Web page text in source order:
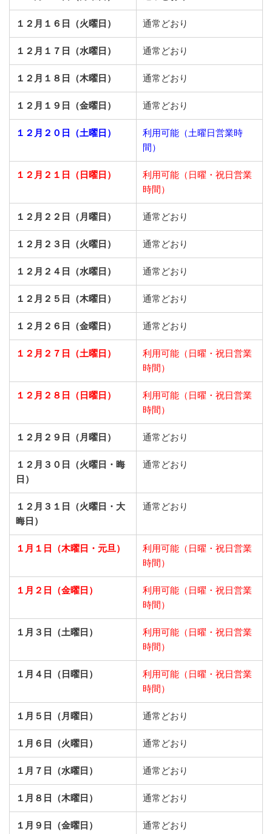
１２月１６日（火曜日） 通常どおり
１２月１７日（水曜日） 通常どおり
１２月１８日（木曜日） 通常どおり
１２月１９日（金曜日） 通常どおり
１２月２０日（土曜日）
利用可能（土曜日営業時
間）
１２月２１日（日曜日）
利用可能（日曜・祝日営業
時間）
１２月２２日（月曜日） 通常どおり
１２月２３日（火曜日） 通常どおり
１２月２４日（水曜日） 通常どおり
１２月２５日（木曜日） 通常どおり
１２月２６日（金曜日） 通常どおり
１２月２７日（土曜日）
利用可能（日曜・祝日営業
時間）
１２月２８日（日曜日）
利用可能（日曜・祝日営業
時間）
１２月２９日（月曜日） 通常どおり
１２月３０日（火曜日・晦
日）
通常どおり
１２月３１日（火曜日・大
晦日）
通常どおり
１月１日（木曜日・元旦）
利用可能（日曜・祝日営業
時間）
１月２日（金曜日）
利用可能（日曜・祝日営業
時間）
１月３日（土曜日）
利用可能（日曜・祝日営業
時間）
１月４日（日曜日）
利用可能（日曜・祝日営業
時間）
１月５日（月曜日） 通常どおり
１月６日（火曜日） 通常どおり
１月７日（水曜日） 通常どおり
１月８日（木曜日） 通常どおり
１月９日（金曜日） 通常どおり